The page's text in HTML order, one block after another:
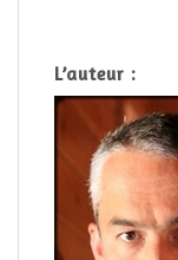
L’auteur :